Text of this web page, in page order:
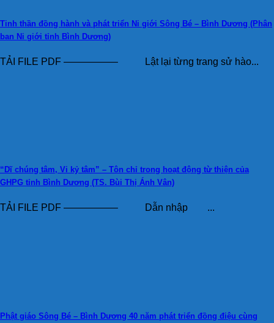
Tinh thần đồng hành và phát triển Ni giới Sông Bé – Bình Dương (Phân
ban Ni giới tỉnh Bình Dương)
TẢI FILE PDF —————– Lật lại từng trang sử hào...
“Dĩ chúng tâm, Vi kỷ tâm” – Tôn chỉ trong hoạt động từ thiện của
GHPG tỉnh Bình Dương (TS. Bùi Thị Ánh Vân)
TẢI FILE PDF —————– Dẫn nhập ...
Phật giáo Sông Bé – Bình Dương 40 năm phát triển đồng điệu cùng